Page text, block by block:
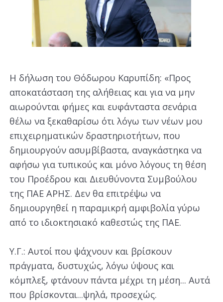
Η δήλωση του Θόδωρου Καρυπίδη: «Προς
αποκατάσταση της αλήθειας και για να μην
αιωρούνται φήμες και ευφάνταστα σενάρια
θέλω να ξεκαθαρίσω ότι λόγω των νέων μου
επιχειρηματικών δραστηριοτήτων, που
δημιουργούν ασυμβίβαστα, αναγκάστηκα να
αφήσω για τυπικούς και μόνο λόγους τη θέση
του Προέδρου και Διευθύνοντα Συμβούλου
της ΠΑΕ ΑΡΗΣ. Δεν θα επιτρέψω να
δημιουργηθεί η παραμικρή αμφιβολία γύρω
από το ιδιοκτησιακό καθεστώς της ΠΑΕ.
Υ.Γ.: Αυτοί που ψάχνουν και βρίσκουν
πράγματα, δυστυχώς, λόγω ύψους και
κόμπλεξ, φτάνουν πάντα μέχρι τη μέση... Αυτά
που βρίσκονται...ψηλά, προσεχώς.